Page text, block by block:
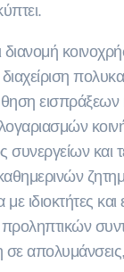
εισπράξεων
συνεργείων και
με ιδιοκτήτες και
σε